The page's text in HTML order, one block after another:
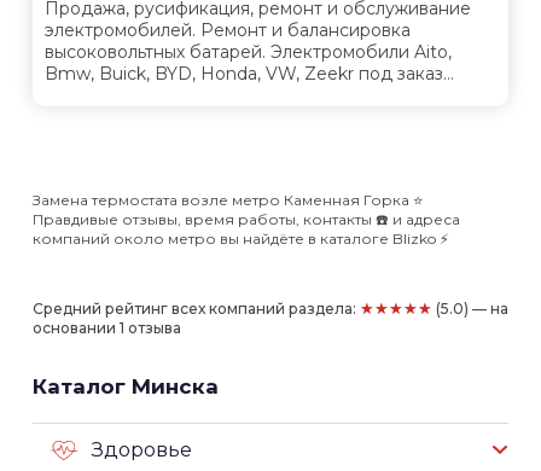
Продажа, русификация, ремонт и обслуживание
электромобилей. Ремонт и балансировка
высоковольтных батарей. Электромобили Aito,
Bmw, Buick, BYD, Honda, VW, Zeekr под заказ...
Замена термостата возле метро Каменная Горка ⭐️
Правдивые отзывы, время работы, контакты ☎️ и адреса
компаний около метро вы найдёте в каталоге Blizko ⚡️
Средний рейтинг всех компаний раздела: ★★★★★ (5.0) — на
основании 1 отзыва
Каталог Минска
Здоровье